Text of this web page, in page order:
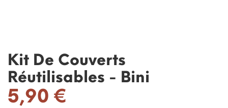
Kit De Couverts
Réutilisables - Bini
5,90 €